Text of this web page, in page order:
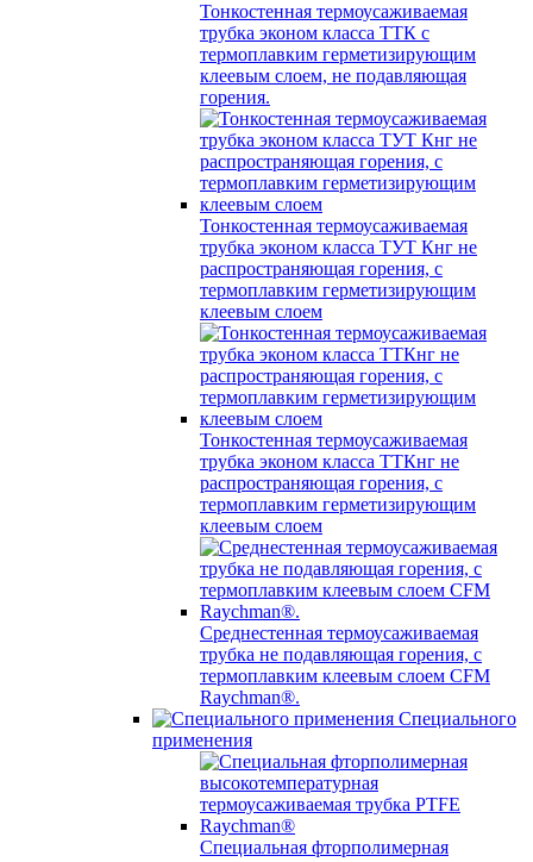
Тонкостенная термоусаживаемая
трубка эконом класса ТТК с
термоплавким герметизирующим
клеевым слоем, не подавляющая
горения.
Тонкостенная термоусаживаемая
трубка эконом класса ТУТ Кнг не
распространяющая горения, с
термоплавким герметизирующим
клеевым слоем
Тонкостенная термоусаживаемая
трубка эконом класса ТТКнг не
распространяющая горения, с
термоплавким герметизирующим
клеевым слоем
Среднестенная термоусаживаемая
трубка не подавляющая горения, с
термоплавким клеевым слоем CFM
Raychman®.
Специального
применения
Специальная фторполимерная